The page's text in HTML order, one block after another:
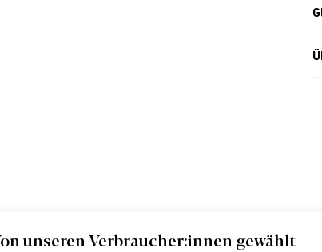
unseren Verbraucher:innen gewählt